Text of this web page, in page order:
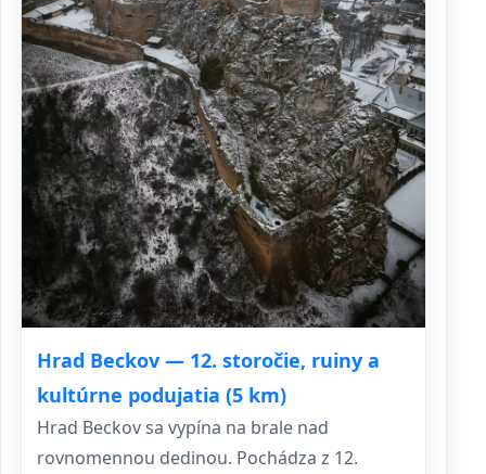
Hrad Beckov — 12. storočie, ruiny a
kultúrne podujatia (5 km)
Hrad Beckov sa vypína na brale nad
rovnomennou dedinou. Pochádza z 12.